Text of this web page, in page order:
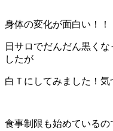
身体の変化が面白い！！
日サロでだんだん黒く
したが
白Ｔにしてみました！気
食事制限も始めているの